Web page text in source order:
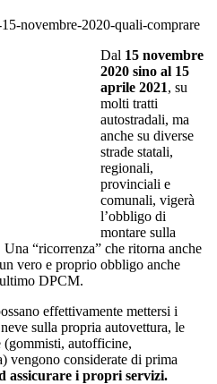
Dal 15 novembre
2020 sino al 15
aprile 2021, su
molti tratti
autostradali, ma
anche su diverse
strade statali,
regionali,
provinciali e
comunali, vigerà
l’obbligo di
montare sulla
“ricorrenza” che ritorna anche
vero e proprio obbligo anche
DPCM.
effettivamente mettersi i
sulla propria autovettura, le
(gommisti, autofficine,
vengono considerate di prima
assicurare i propri servizi.